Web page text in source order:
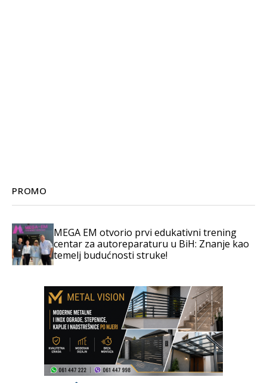
PROMO
MEGA EM otvorio prvi edukativni trening
centar za autoreparaturu u BiH: Znanje kao
temelj budućnosti struke!